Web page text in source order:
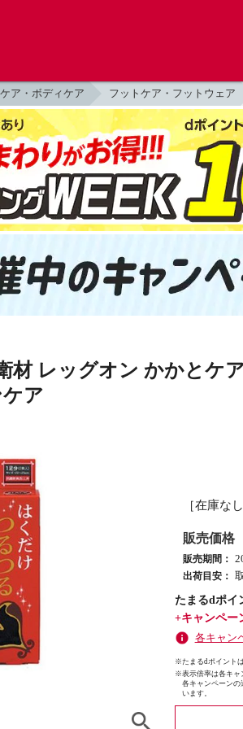
ア・ボディケア フットケア・フットウェア
材 レッグオン かかとケ
ア
［在庫な
販売価格
販売期間：
出荷目安：
たまるdポイ
+キャンペー
各キャン
※たまるdポイント
※表示倍率は各キャ
各キャンペーンの
います。